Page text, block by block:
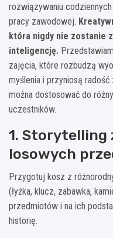
rozwiązywaniu
pracy zawodowej.
która nigdy nie zostanie
inteligencję.
zajęcia, które rozbudzą
myślenia i przyniosą
można dostosować do
uczestników.
1. Storytelling
losowych
Przygotuj kosz z
(łyżka, klucz, zabawka,
przedmiotów i na ich
historię.